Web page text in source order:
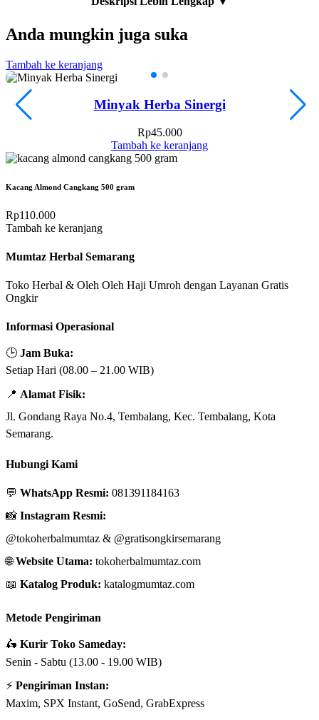
Anda mungkin juga suka
Tambah ke keranjang
Minyak Herba Sinergi
Rp45.000
Tambah ke keranjang
Kacang Almond Cangkang 500 gram
Rp110.000
Tambah ke keranjang
Mumtaz Herbal Semarang
Toko Herbal & Oleh Oleh Haji Umroh dengan Layanan Gratis
Ongkir
Informasi Operasional
🕒 Jam Buka:
Setiap Hari (08.00 – 21.00 WIB)
📍 Alamat Fisik:
Jl. Gondang Raya No.4, Tembalang, Kec. Tembalang, Kota
Semarang.
Hubungi Kami
💬 WhatsApp Resmi: 081391184163
📸 Instagram Resmi:
@tokoherbalmumtaz & @gratisongkirsemarang
🌐Website Utama: tokoherbalmumtaz.com
📖 Katalog Produk: katalogmumtaz.com
Metode Pengiriman
🛵 Kurir Toko Sameday:
Senin - Sabtu (13.00 - 19.00 WIB)
⚡ Pengiriman Instan:
Maxim, SPX Instant, GoSend, GrabExpress